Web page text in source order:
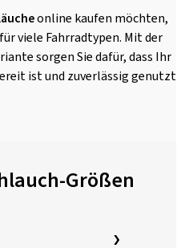
online kaufen möchten,
viele Fahrradtypen. Mit der
sorgen Sie dafür, dass Ihr
ist und zuverlässig genutzt
Größen